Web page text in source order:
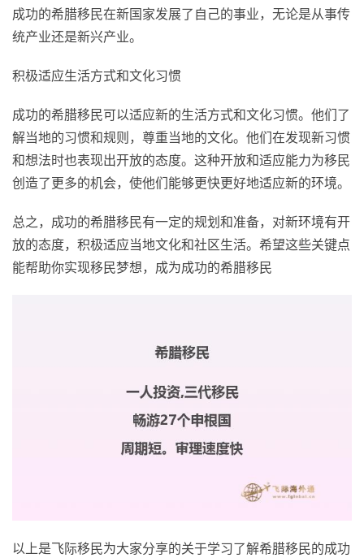
成功的希腊移民在新国家发展了自己的事业，无论是从事传
统产业还是新兴产业。
积极适应生活方式和文化习惯
成功的希腊移民可以适应新的生活方式和文化习惯。他们了
解当地的习惯和规则，尊重当地的文化。他们在发现新习惯
和想法时也表现出开放的态度。这种开放和适应能力为移民
创造了更多的机会，使他们能够更快更好地适应新的环境。
总之，成功的希腊移民有一定的规划和准备，对新环境有开
放的态度，积极适应当地文化和社区生活。希望这些关键点
能帮助你实现移民梦想，成为成功的希腊移民
以上是飞际移民为大家分享的关于学习了解希腊移民的成功